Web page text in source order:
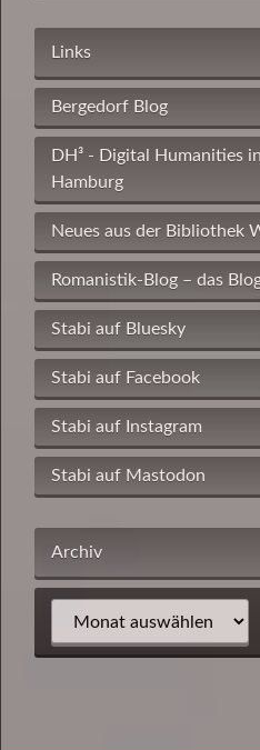
Links
Bergedorf Blog
DH³ - Digital Humanities
Hamburg
Neues aus der Bibliothek
Romanistik-Blog – das
Stabi auf Bluesky
Stabi auf Facebook
Stabi auf Instagram
Stabi auf Mastodon
Archiv